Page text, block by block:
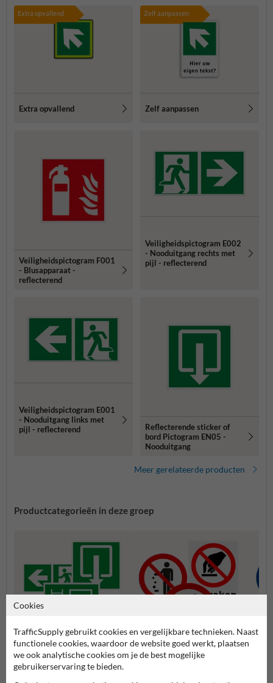
Extra opvallend
Extra opvallend
Zelf aanpassen
Zelf aanpassen
Veiligheidspictogram F001
- Blusapparaat -
reflecterend
Veiligheidspictogram E002
- Nooduitgang rechts met
pijl - reflecterend
Veiligheidspictogram E001
- Nooduitgang links met
pijl - reflecterend
Reflecterende sticker of
bord Pictogram EN05 -
Nooduitgang
Meer gerelateerde producten
Productcategorieën in deze groep
Vluchtroute pictogrammen
Cookies
TrafficSupply gebruikt cookies en vergelijkbare technieken. Naast
functionele cookies, waardoor de website goed werkt, plaatsen
we ook analytische cookies om je de best mogelijke
gebruikerservaring te bieden.